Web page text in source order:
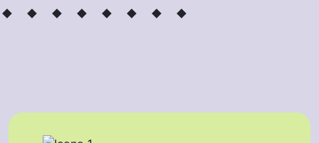
· · · · · · · ·